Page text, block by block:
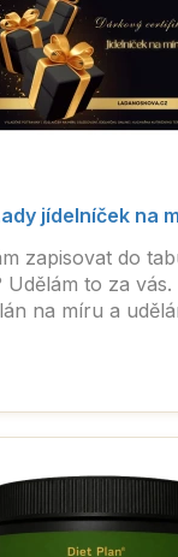
jídelníček na
zapisovat do
Udělám to za
na míru a